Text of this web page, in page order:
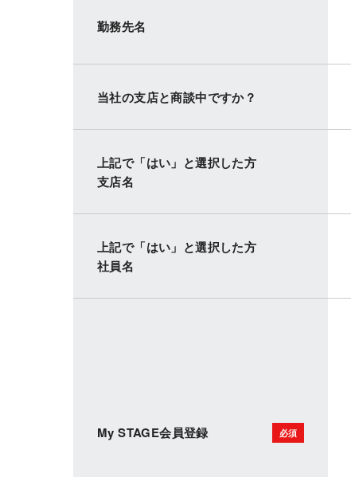
勤務先名
当社の支店と商談中ですか？
上記で「はい」と選択した方
支店名
上記で「はい」と選択した方
社員名
My STAGE会員登録